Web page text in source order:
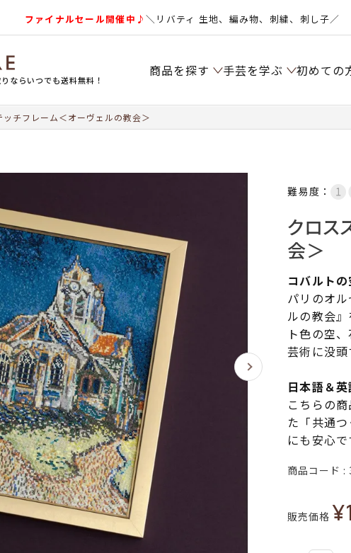
ファイナルセール開催中♪＼リバティ 生地、編み物、刺繍、刺し子／
ならいつでも送料無料！
商品を探す 手芸を学ぶ 初めての
ッチフレーム＜オーヴェルの教会＞
難易度：
クロス
会＞
コバルト
パリのオ
ルの教会
ト色の空
芸術に没頭
日本語＆
こちらの
た「共通
にも安心で
商品コード
販売価格 ¥